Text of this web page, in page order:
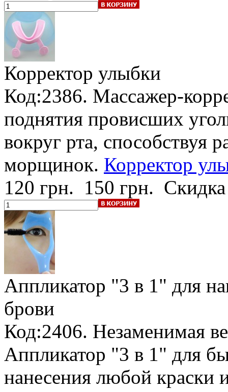
Корректор улыбки
Код:2386. Массажер-
поднятия провисших
вокруг рта, способствуя
морщинок. Корректор
120 грн. 150 грн.
Аппликатор "3 в 1" для
брови
Код:2406. Незаменимая
Аппликатор "3 в 1" для
нанесения любой краски